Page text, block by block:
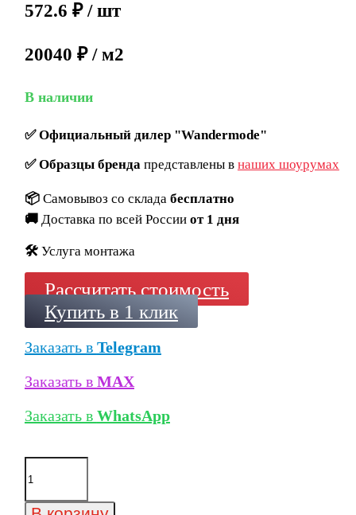
572.6 ₽ / шт
20040 ₽ / м2
В наличии
✅Официальный дилер "Wandermode"
✅Образцы брендапредставлены в наших шоурумах
📦 Самовывоз со склада бесплатно
🚚 Доставка по всей России от 1 дня
🛠️ Услуга монтажа
Рассчитать стоимость
Купить в 1 клик
Заказать в Telegram
Заказать в MAX
Заказать в WhatsApp
Количество
товара
кирпич